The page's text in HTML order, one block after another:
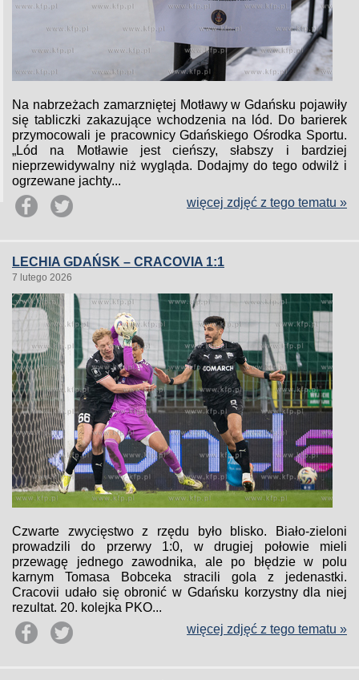
Na nabrzeżach zamarzniętej Motławy w Gdańsku pojawiły
się tabliczki zakazujące wchodzenia na lód. Do barierek
przymocowali je pracownicy Gdańskiego Ośrodka Sportu.
„Lód na Motławie jest cieńszy, słabszy i bardziej
nieprzewidywalny niż wygląda. Dodajmy do tego odwilż i
ogrzewane jachty...
więcej zdjęć z tego tematu »
LECHIA GDAŃSK – CRACOVIA 1:1
7 lutego 2026
Czwarte zwycięstwo z rzędu było blisko. Biało-zieloni
prowadzili do przerwy 1:0, w drugiej połowie mieli
przewagę jednego zawodnika, ale po błędzie w polu
karnym Tomasa Bobceka stracili gola z jedenastki.
Cracovii udało się obronić w Gdańsku korzystny dla niej
rezultat. 20. kolejka PKO...
więcej zdjęć z tego tematu »